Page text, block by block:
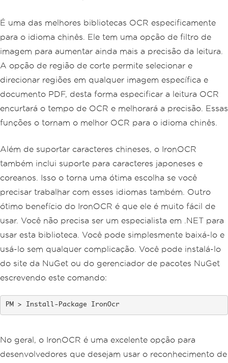
É uma das melhores bibliotecas OCR especificamente
para o idioma chinês. Ele tem uma opção de filtro de
imagem para aumentar ainda mais a precisão da leitura.
A opção de região de corte permite selecionar e
direcionar regiões em qualquer imagem específica e
documento PDF, desta forma especificar a leitura OCR
encurtará o tempo de OCR e melhorará a precisão. Essas
funções o tornam o melhor OCR para o idioma chinês.
Além de suportar caracteres chineses, o IronOCR
também inclui suporte para caracteres japoneses e
coreanos. Isso o torna uma ótima escolha se você
precisar trabalhar com esses idiomas também. Outro
ótimo benefício do IronOCR é que ele é muito fácil de
usar. Você não precisa ser um especialista em .NET para
usar esta biblioteca. Você pode simplesmente baixá-lo e
usá-lo sem qualquer complicação. Você pode instalá-lo
do site da NuGet ou do gerenciador de pacotes NuGet
escrevendo este comando:
Install-Package IronOcr
No geral, o IronOCR é uma excelente opção para
desenvolvedores que desejam usar o reconhecimento de